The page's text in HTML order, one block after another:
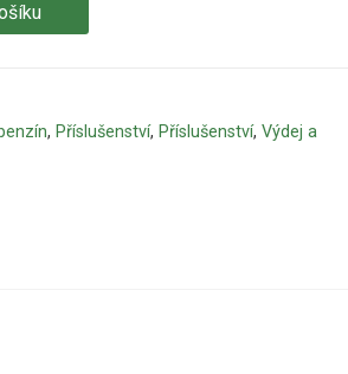
, Příslušenství, Příslušenství, Výdej a